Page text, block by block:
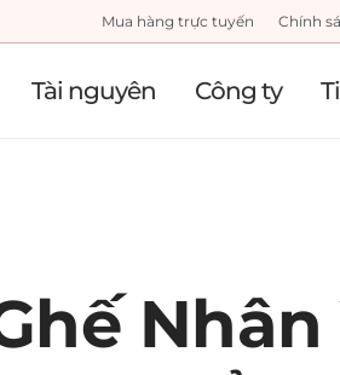
Mua hàng trực tuyến Chính
Tài nguyên Công ty